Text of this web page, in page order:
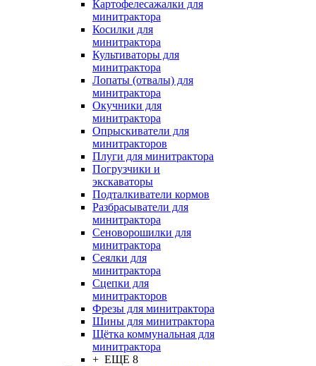
Картофелесажалки для
минитрактора
Косилки для
минитрактора
Культиваторы для
минитрактора
Лопаты (отвалы) для
минитрактора
Окучники для
минитрактора
Опрыскиватели для
минитракторов
Плуги для минитрактора
Погрузчики и
экскаваторы
Подталкиватели кормов
Разбрасыватели для
минитрактора
Сеноворошилки для
минитрактора
Сеялки для
минитрактора
Сцепки для
минитракторов
Фрезы для минитрактора
Шины для минитрактора
Щётка коммунальная для
минитрактора
+ ЕЩЕ 8